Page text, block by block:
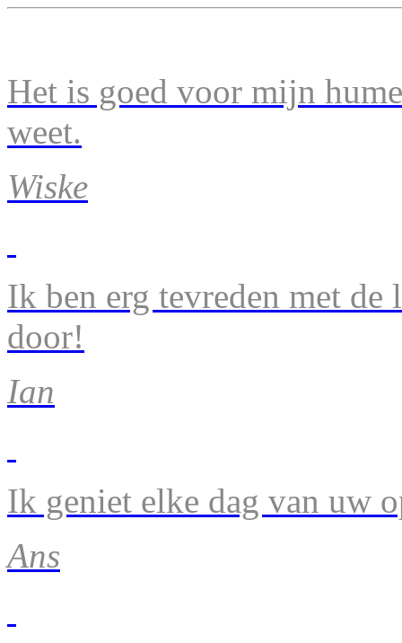
Het is goed voor mijn
weet.
Wiske
Ik ben erg tevreden met de
door!
Ian
Ik geniet elke dag van uw
Ans